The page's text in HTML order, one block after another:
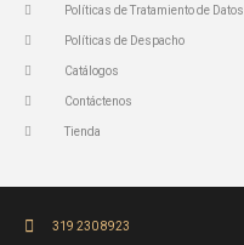
Políticas de Tratamiento de Datos
Políticas de Despacho
Catálogos
Contáctenos
Tienda
319 230 8923